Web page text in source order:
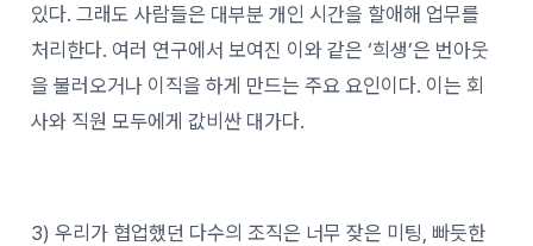
있다. 그래도 사람들은 대부분 개인 시간을 할애해 업무를
처리한다. 여러 연구에서 보여진 이와 같은 ‘희생’은 번아웃
을 불러오거나 이직을 하게 만드는 주요 요인이다. 이는 회
사와 직원 모두에게 값비싼 대가다.
3) 우리가 협업했던 다수의 조직은 너무 잦은 미팅, 빠듯한